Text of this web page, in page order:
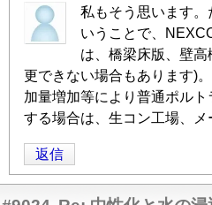
材
匿
名
稿
者
に
る
「Re:
私もそう思います
いうことで、
は、橋梁床版、壁
更できない場合もあります)
加量増加等により普通ポル
する場合は、生コン工場、メ
返信